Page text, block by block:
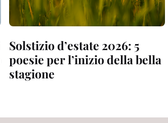
Solstizio d’estate 2026: 5
poesie per l’inizio della bella
stagione